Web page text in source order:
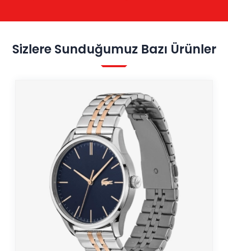
Sizlere Sunduğumuz Bazı Ürünler